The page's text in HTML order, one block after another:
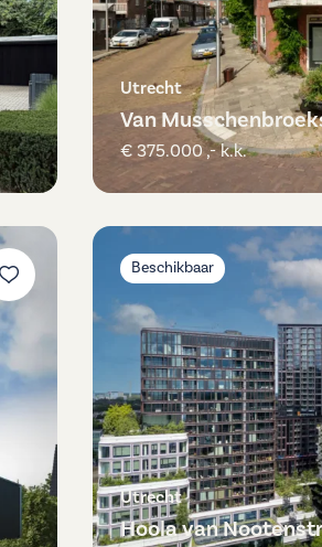
Utrecht
Van
€ 375.000 ,- k.k.
Beschikbaar
Utrecht
Hoola van